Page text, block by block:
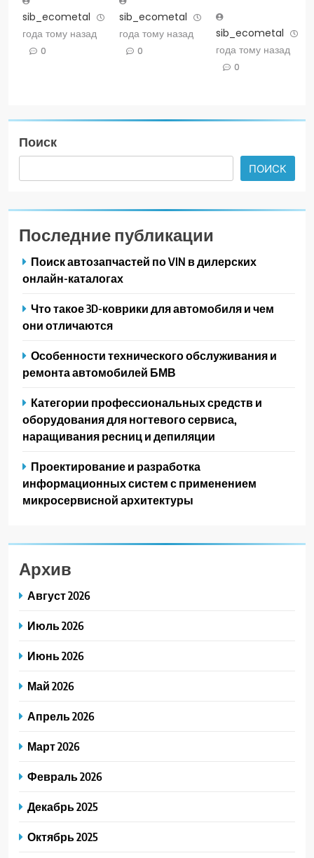
sib_ecometal
года тому назад
0
sib_ecometal
года тому назад
0
sib_ecometal
года тому назад
0
Поиск
ПОИСК
Последние публикации
Поиск автозапчастей по VIN в дилерских
онлайн-каталогах
Что такое 3D-коврики для автомобиля и чем
они отличаются
Особенности технического обслуживания и
ремонта автомобилей БМВ
Категории профессиональных средств и
оборудования для ногтевого сервиса,
наращивания ресниц и депиляции
Проектирование и разработка
информационных систем с применением
микросервисной архитектуры
Архив
Август 2026
Июль 2026
Июнь 2026
Май 2026
Апрель 2026
Март 2026
Февраль 2026
Декабрь 2025
Октябрь 2025